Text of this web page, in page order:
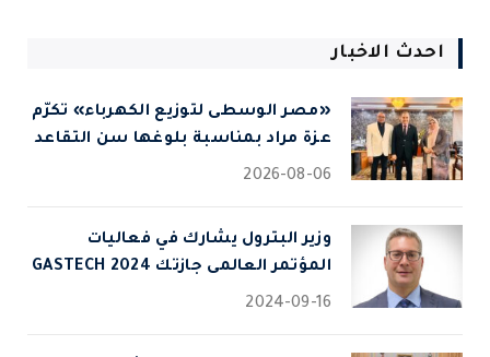
احدث الاخبار
«مصر الوسطى لتوزيع الكهرباء» تكرّم
عزة مراد بمناسبة بلوغها سن التقاعد
2026-08-06
وزير البترول يشارك في فعاليات
المؤتمر العالمى جازتك 2024 GASTECH
2024-09-16